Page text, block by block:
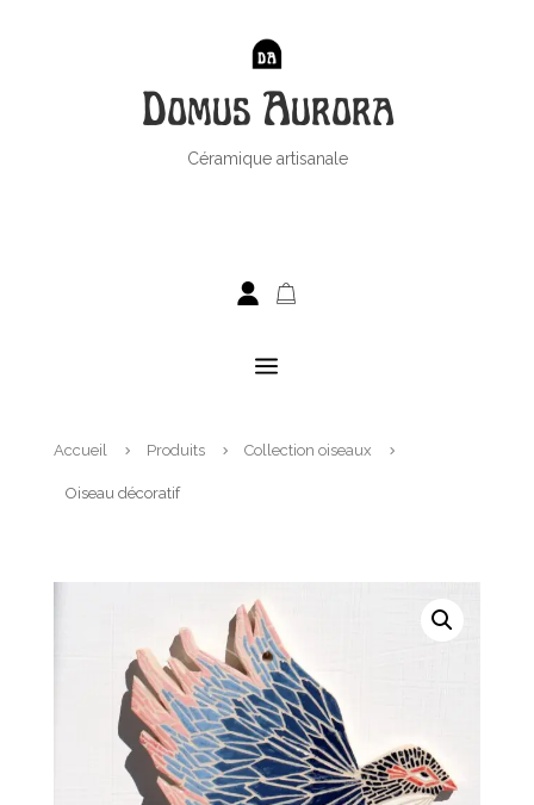
Domus Aurora
Céramique artisanale
a
Accueil 5 Produits 5 Collection oiseaux 5
Oiseau décoratif